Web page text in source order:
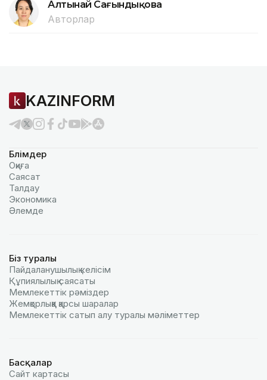
Алтынай Сағындықова
Авторлар
KAZINFORM
Бөлімдер
Оқиға
Саясат
Талдау
Экономика
Әлемде
Біз туралы
Пайдаланушылық келiciм
Құпиялылық саясаты
Мемлекеттік рәміздер
Жемқорлыққа қарсы шаралар
Мемлекеттік сатып алу туралы мәлiметтер
Басқалар
Сайт картасы